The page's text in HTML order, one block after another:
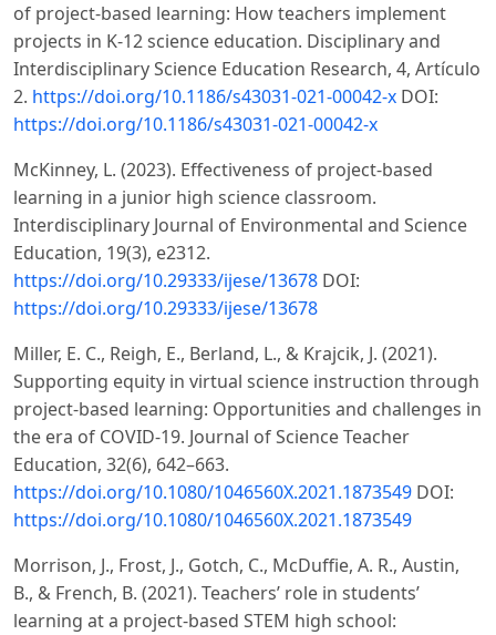
of project-based learning: How teachers implement
projects in K-12 science education. Disciplinary and
Interdisciplinary Science Education Research, 4, Artículo
2. https://doi.org/10.1186/s43031-021-00042-x DOI:
https://doi.org/10.1186/s43031-021-00042-x
McKinney, L. (2023). Effectiveness of project-based
learning in a junior high science classroom.
Interdisciplinary Journal of Environmental and Science
Education, 19(3), e2312.
https://doi.org/10.29333/ijese/13678 DOI:
https://doi.org/10.29333/ijese/13678
Miller, E. C., Reigh, E., Berland, L., & Krajcik, J. (2021).
Supporting equity in virtual science instruction through
project-based learning: Opportunities and challenges in
the era of COVID-19. Journal of Science Teacher
Education, 32(6), 642–663.
https://doi.org/10.1080/1046560X.2021.1873549 DOI:
https://doi.org/10.1080/1046560X.2021.1873549
Morrison, J., Frost, J., Gotch, C., McDuffie, A. R., Austin,
B., & French, B. (2021). Teachers’ role in students’
learning at a project-based STEM high school: